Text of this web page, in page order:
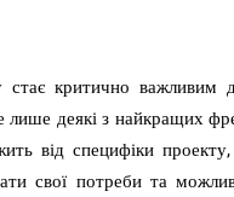
критично важливим
деякі з найкращих
від специфіки
свої потреби та